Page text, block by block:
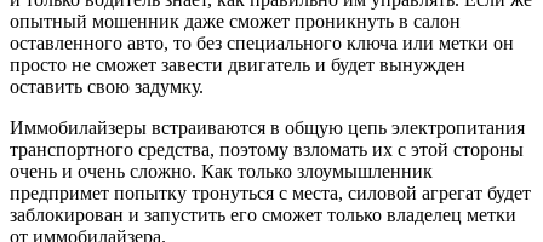
опытный мошенник даже сможет проникнуть в салон
оставленного авто, то без специального ключа или метки он
просто не сможет завести двигатель и будет вынужден
оставить свою задумку.
Иммобилайзеры встраиваются в общую цепь электропитания
транспортного средства, поэтому взломать их с этой стороны
очень и очень сложно. Как только злоумышленник
предпримет попытку тронуться с места, силовой агрегат будет
заблокирован и запустить его сможет только владелец метки
от иммобилайзера.